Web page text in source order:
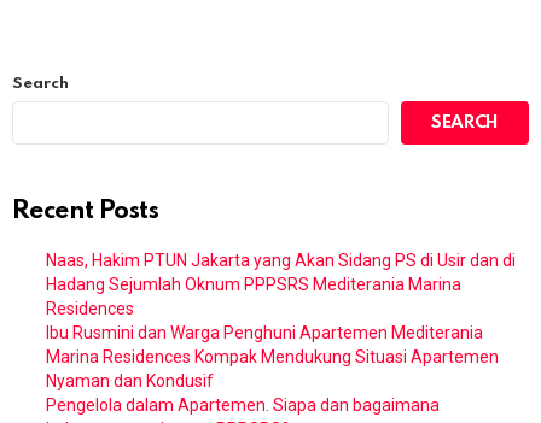
Search
SEARCH
Recent Posts
Naas, Hakim PTUN Jakarta yang Akan Sidang PS di Usir dan di
Hadang Sejumlah Oknum PPPSRS Mediterania Marina
Residences
Ibu Rusmini dan Warga Penghuni Apartemen Mediterania
Marina Residences Kompak Mendukung Situasi Apartemen
Nyaman dan Kondusif
Pengelola dalam Apartemen. Siapa dan bagaimana